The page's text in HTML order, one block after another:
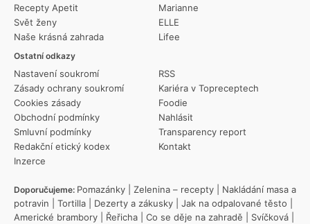
Recepty Apetit
Svět ženy
Naše krásná zahrada
Ostatní odkazy
Nastavení soukromí
Zásady ochrany soukromí
Cookies zásady
Obchodní podmínky
Smluvní podmínky
Redakční etický kodex
Inzerce
RSS
Kariéra v Topreceptech
Foodie
Nahlásit
Transparency report
Kontakt
Marianne
ELLE
Lifee
Doporučujeme: Pomazánky Zelenina – recepty
Nakládání masa a
potravin
Tortilla Dezerty a zákusky Jak na odpalované těsto
Americké brambory
Řeřicha Co se děje na zahradě Svíčková